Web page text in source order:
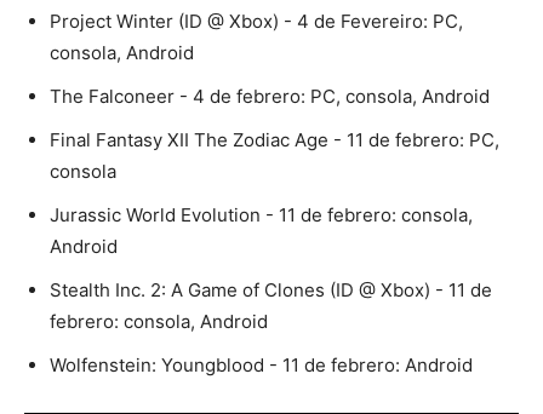
Project Winter (ID @ Xbox) - 4 de Fevereiro: PC,
consola, Android
The Falconeer - 4 de febrero: PC, consola, Android
Final Fantasy XII The Zodiac Age - 11 de febrero: PC,
consola
Jurassic World Evolution - 11 de febrero: consola,
Android
Stealth Inc. 2: A Game of Clones (ID @ Xbox) - 11 de
febrero: consola, Android
Wolfenstein: Youngblood - 11 de febrero: Android